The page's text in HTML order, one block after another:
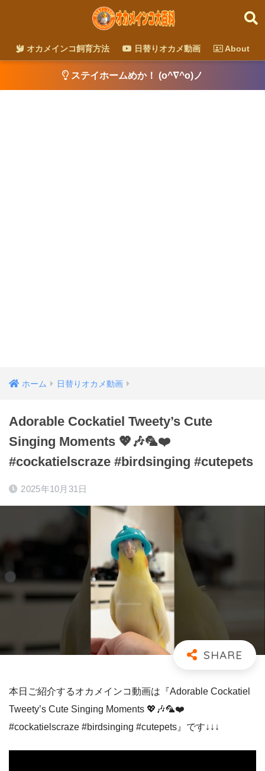
オカメインコ飼育方法 日替りオカメ動画 About
ステイホームめか！ (o^∇^o)ノ
ホーム 日替りオカメ動画
Adorable Cockatiel Tweety’s Cute
Singing Moments 💖🎶🦜❤️
#cockatielscraze #birdsinging #cutepets
2025年10月31日
本日ご紹介するオカメインコ動画は『Adorable Cockatiel
Tweety’s Cute Singing Moments 💖🎶🦜❤️
#cockatielscraze #birdsinging #cutepets』です↓↓↓